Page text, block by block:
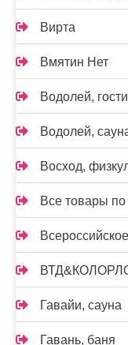
Вирта
Вмятин Нет
Водолей,
Водолей,
Восход,
Все товары по
Гавайи, сауна
Гавань, баня